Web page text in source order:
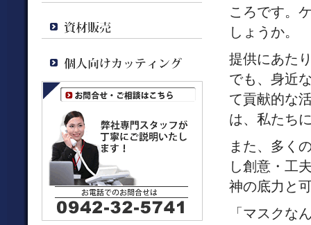
ころです。
しょうか。
提供にあた
でも、身近
て貢献的な
は、私たち
また、多く
し創意・工
神の底力と
「マスクな